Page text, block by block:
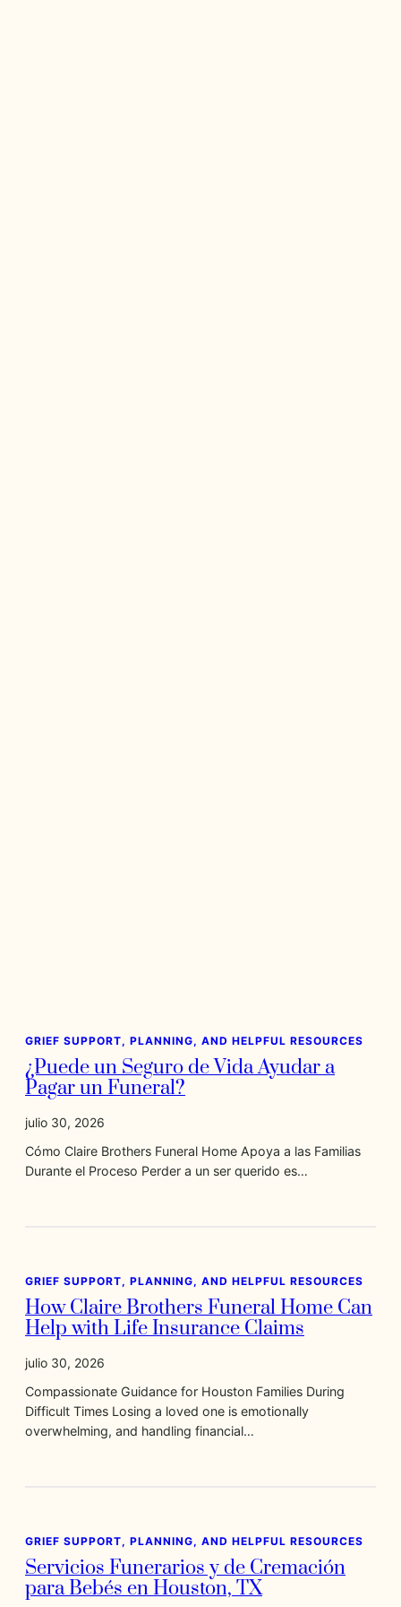
GRIEF SUPPORT, PLANNING, AND HELPFUL RESOURCES
¿Puede un Seguro de Vida Ayudar a
Pagar un Funeral?
julio 30, 2026
Cómo Claire Brothers Funeral Home Apoya a las Familias
Durante el Proceso Perder a un ser querido es…
GRIEF SUPPORT, PLANNING, AND HELPFUL RESOURCES
How Claire Brothers Funeral Home Can
Help with Life Insurance Claims
julio 30, 2026
Compassionate Guidance for Houston Families During
Difficult Times Losing a loved one is emotionally
overwhelming, and handling financial…
GRIEF SUPPORT, PLANNING, AND HELPFUL RESOURCES
Servicios Funerarios y de Cremación
para Bebés en Houston, TX